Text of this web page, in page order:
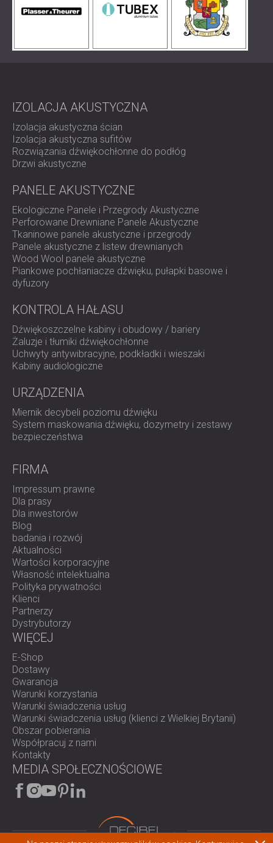
IZOLACJA AKUSTYCZNA
Izolacja akustyczna ścian
Izolacja akustyczna sufitów
Rozwiązania dźwiękochłonne do podłóg
Drzwi akustyczne
PANELE AKUSTYCZNE
Ekologiczne Panele i Przegrody Akustyczne
Perforowane Drewniane Panele Akustyczne
Tkaninowe panele akustyczne i przegrody
Panele akustyczne z listew drewnianych
Wood Wool panele akustyczne
Piankowe pochłaniacze dźwięku, pułapki basowe i
dyfuzory
KONTROLA HAŁASU
Dźwiękoszczelne kabiny i obudowy / bariery
Żaluzje i tłumiki dźwiękochłonne
Uchwyty antywibracyjne, podkładki i wieszaki
Kabiny audiologiczne
URZĄDZENIA
Miernik decybeli poziomu dźwięku
System maskowania dźwięku, dozymetry i zestawy
bezpieczeństwa
FIRMA
Impressum prawne
Dla prasy
Dla inwestorów
Blog
badania i rozwój
Aktualności
Wartości korporacyjne
Własność intelektualna
Polityka prywatności
Klienci
Partnerzy
Dystrybutorzy
WIĘCEJ
E-Shop
Dostawy
Gwarancja
Warunki korzystania
Warunki świadczenia usług
Warunki świadczenia usług (klienci z Wielkiej Brytanii)
Obszar pobierania
Współpracuj z nami
Kontakty
MEDIA SPOŁECZNOŚCIOWE